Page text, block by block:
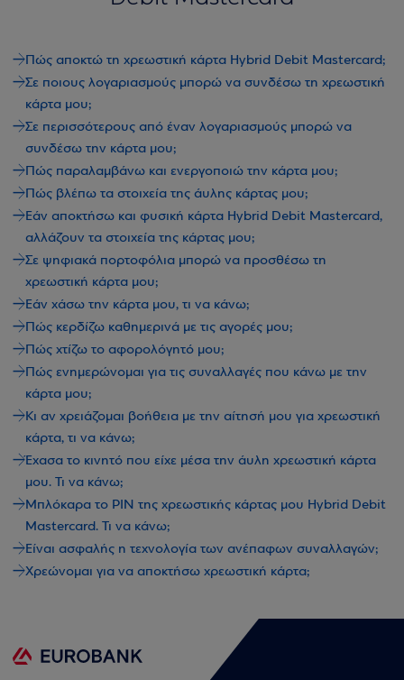
Πώς αποκτώ τη χρεωστική κάρτα Hybrid Debit Mastercard;
Σε ποιους λογαριασμούς μπορώ να συνδέσω τη χρεωστική
κάρτα μου;
Σε περισσότερους από έναν λογαριασμούς μπορώ να
συνδέσω την κάρτα μου;
Πώς παραλαμβάνω και ενεργοποιώ την κάρτα μου;
Πώς βλέπω τα στοιχεία της άυλης κάρτας μου;
Εάν αποκτήσω και φυσική κάρτα Hybrid Debit Mastercard,
αλλάζουν τα στοιχεία της κάρτας μου;
Σε ψηφιακά πορτοφόλια μπορώ να προσθέσω τη
χρεωστική κάρτα μου;
Εάν χάσω την κάρτα μου, τι να κάνω;
Πώς κερδίζω καθημερινά με τις αγορές μου;
Πώς χτίζω το αφορολόγητό μου;
Πώς ενημερώνομαι για τις συναλλαγές που κάνω με την
κάρτα μου;
Κι αν χρειάζομαι βοήθεια με την αίτησή μου για χρεωστική
κάρτα, τι να κάνω;
Έχασα το κινητό που είχε μέσα την άυλη χρεωστική κάρτα
μου. Τι να κάνω;
Μπλόκαρα το PIN της χρεωστικής κάρτας μου Hybrid Debit
Mastercard. Τι να κάνω;
Είναι ασφαλής η τεχνολογία των ανέπαφων συναλλαγών;
Χρεώνομαι για να αποκτήσω χρεωστική κάρτα;